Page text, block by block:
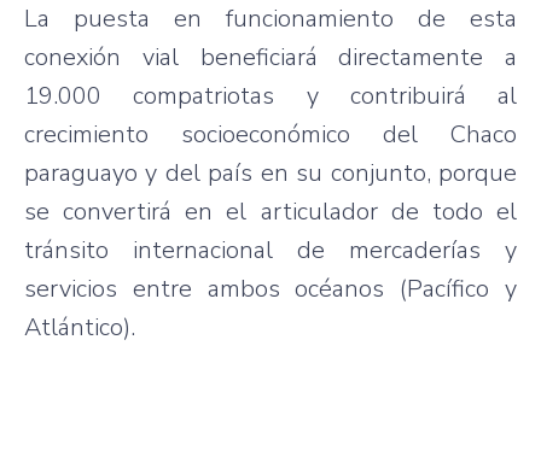
La puesta en funcionamiento de esta
conexión vial beneficiará directamente a
19.000 compatriotas y contribuirá al
crecimiento socioeconómico del Chaco
paraguayo y del país en su conjunto, porque
se convertirá en el articulador de todo el
tránsito internacional de mercaderías y
servicios entre ambos océanos (Pacífico y
Atlántico).